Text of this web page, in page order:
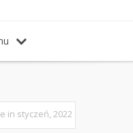
in styczeń, 2022